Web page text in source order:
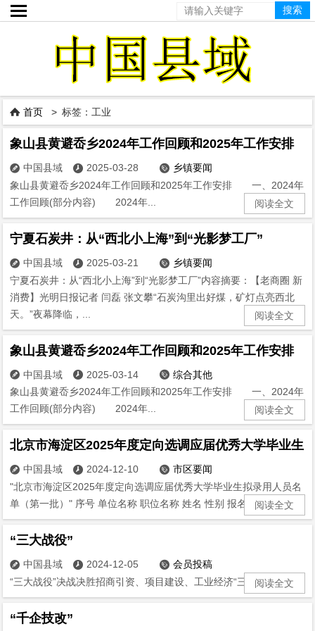

 首页 > 标签：工业
象山县黄避岙乡2024年工作回顾和2025年工作安排
 中国县域  2025-03-28  乡镇要闻
象山县黄避岙乡2024年工作回顾和2025年工作安排 一、2024年
工作回顾(部分内容) 2024年...
阅读全文
宁夏石炭井：从“西北小上海”到“光影梦工厂”
 中国县域  2025-03-21  乡镇要闻
宁夏石炭井：从“西北小上海”到“光影梦工厂”内容摘要：【老商圈 新
消费】光明日报记者 闫磊 张文攀“石炭沟里出好煤，矿灯点亮西北
天。”夜幕降临，...
阅读全文
象山县黄避岙乡2024年工作回顾和2025年工作安排
 中国县域  2025-03-14  综合其他
象山县黄避岙乡2024年工作回顾和2025年工作安排 一、2024年
工作回顾(部分内容) 2024年...
阅读全文
北京市海淀区2025年度定向选调应届优秀大学毕业生
 中国县域  2024-12-10  市区要闻
"北京市海淀区2025年度定向选调应届优秀大学毕业生拟录用人员名
单（第一批）" 序号 单位名称 职位名称 姓名 性别 报名序...阅读全文
“三大战役”
 中国县域  2024-12-05  会员投稿
“三大战役”决战决胜招商引资、项目建设、工业经济“三大战役”。...
阅读全文
“千企技改”